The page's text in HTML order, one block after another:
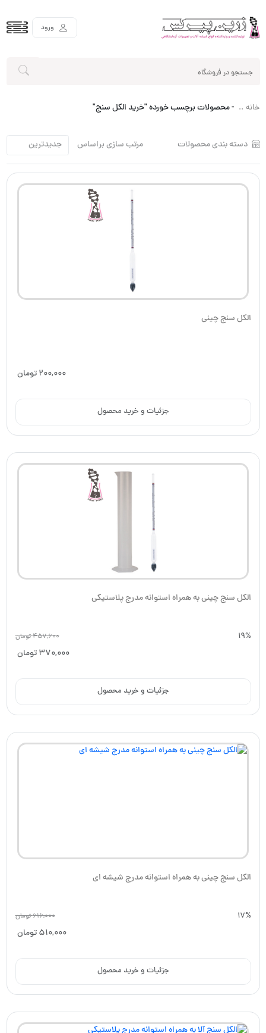
ورود
خانه -محصولات برچسب خورده "خرید الکل سنج"
دسته بندی محصولات مرتب سازی براساس
الکل سنج چینی
200,000تومان
جزئیات و خرید محصول
الکل سنج چینی به همراه استوانه مدرج پلاستیکی
19%
457,600تومان
370,000تومان
جزئیات و خرید محصول
الکل سنج چینی به همراه استوانه مدرج شیشه ای
17%
616,000تومان
510,000تومان
جزئیات و خرید محصول